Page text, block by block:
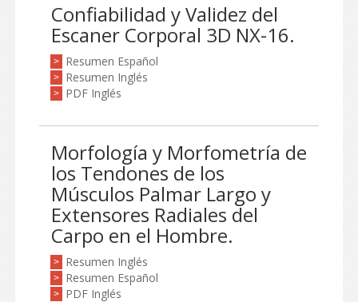
Confiabilidad y Validez del
Escaner Corporal 3D NX-16.
> Resumen Español
> Resumen Inglés
> PDF Inglés
Morfología y Morfometría de
los Tendones de los
Músculos Palmar Largo y
Extensores Radiales del
Carpo en el Hombre.
> Resumen Inglés
> Resumen Español
> PDF Inglés